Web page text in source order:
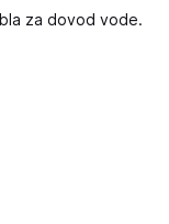
za dovod vode.